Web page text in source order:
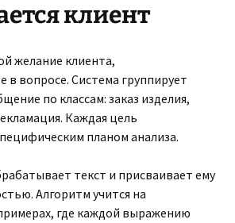
клиент
желание клиента,
в вопросе. Система группирует
по классам: заказ изделия,
Каждая цель
планом анализа.
текст и присваивает ему
Алгоритм учится на
где каждой выражению